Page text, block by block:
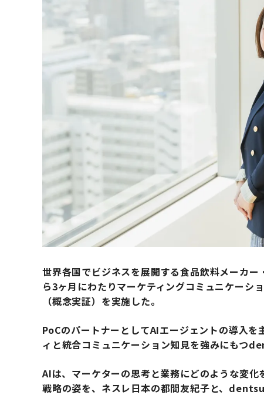
世界各国でビジネスを展開する食品飲料メーカ
ら3ヶ月にわたりマーケティングコミュニケーシ
（概念実証）を実施した。
PoCのパートナーとしてAIエージェントの導入
ィと統合コミュニケーション知見を強みにもつ
AIは、マーケターの思考と業務にどのような変
戦略の姿を、ネスレ日本の都間友紀子と、